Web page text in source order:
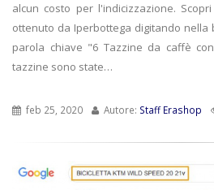
alcun costo per l'indicizzazione.
ottenuto da Iperbottega digitando nella
parola chiave "6 Tazzine da caffè
tazzine sono state…
feb 25, 2020 Autore: Staff Erashop